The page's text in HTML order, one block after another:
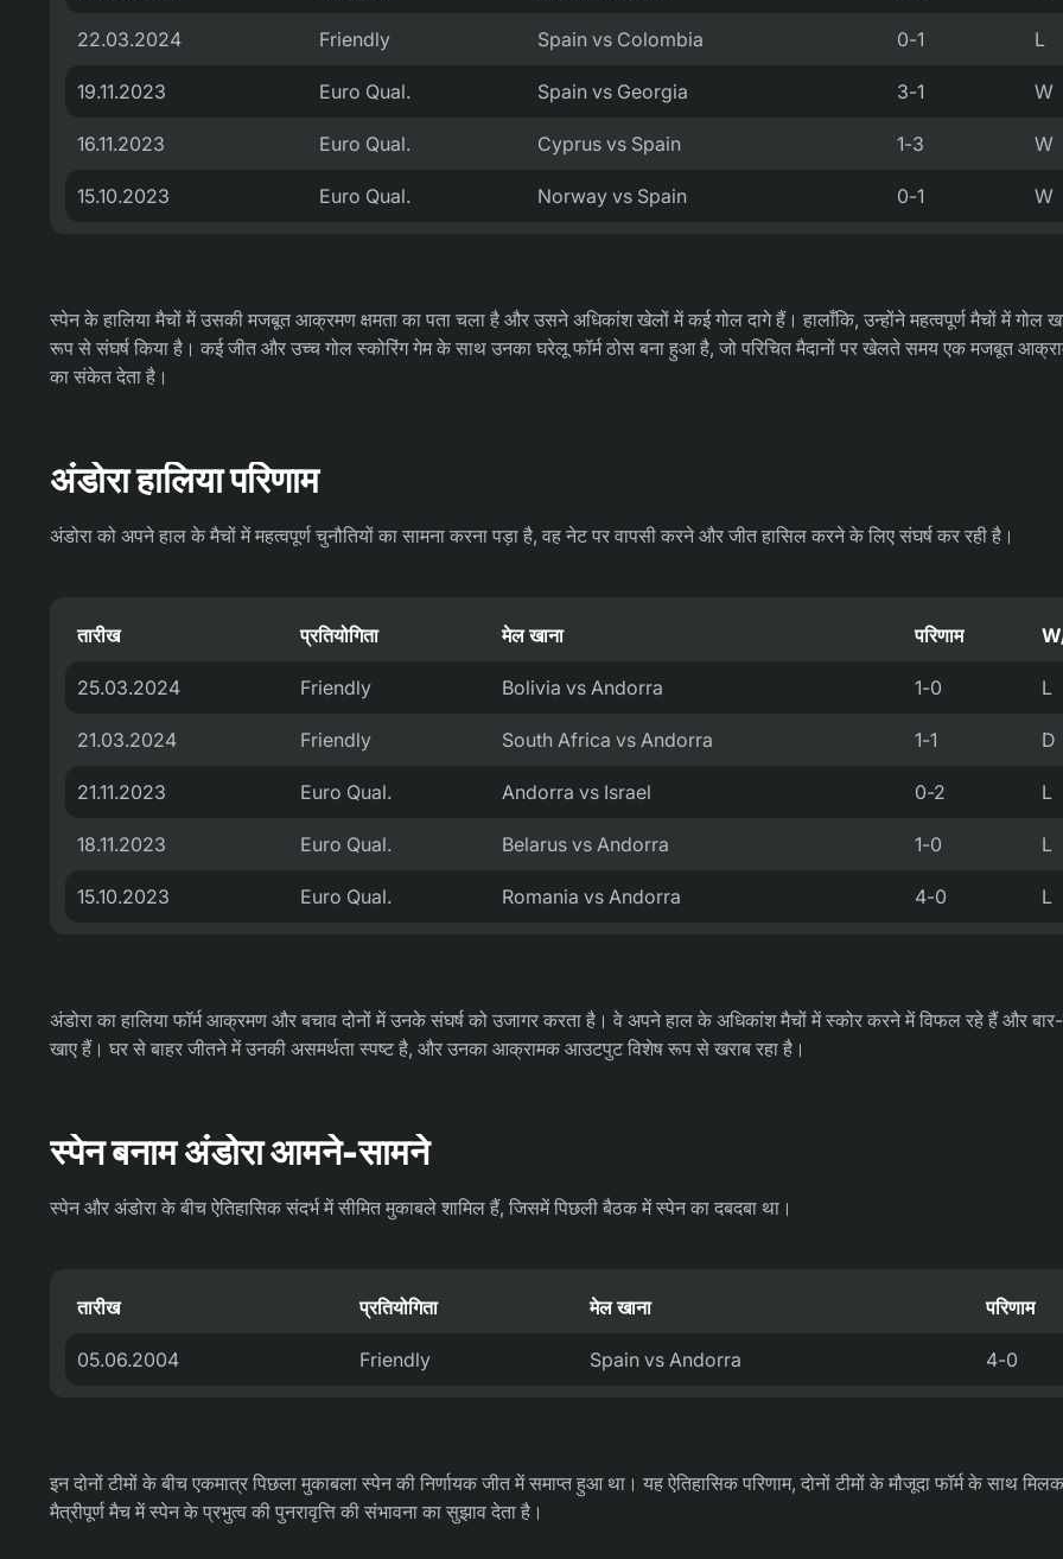
22.03.2024 Friendly Spain vs Colombia 0-1 L
19.11.2023 Euro Qual. Spain vs Georgia 3-1 W
16.11.2023 Euro Qual. Cyprus vs Spain 1-3 W
15.10.2023 Euro Qual. Norway vs Spain 0-1 W
स्पेन के हालिया मैचों में उसकी मजबूत आक्रमण क्षमता का पता चला है और उसने अधिकांश खेलों में कई गोल दागे हैं। हालाँकि, उन्होंने महत्वपूर्ण मैचों में गोल
रूप से संघर्ष किया है। कई जीत और उच्च गोल स्कोरिंग गेम के साथ उनका घरेलू फॉर्म ठोस बना हुआ है, जो परिचित मैदानों पर खेलते समय एक मजबूत
का संकेत देता है।
अंडोरा हालिया परिणाम
अंडोरा को अपने हाल के मैचों में महत्वपूर्ण चुनौतियों का सामना करना पड़ा है, वह नेट पर वापसी करने और जीत हासिल करने के लिए संघर्ष कर रही है।
तारीख प्रतियोगिता मेल खाना परिणाम
25.03.2024 Friendly Bolivia vs Andorra 1-0 L
21.03.2024 Friendly South Africa vs Andorra 1-1 D
21.11.2023 Euro Qual. Andorra vs Israel 0-2 L
18.11.2023 Euro Qual. Belarus vs Andorra 1-0 L
15.10.2023 Euro Qual. Romania vs Andorra 4-0 L
अंडोरा का हालिया फॉर्म आक्रमण और बचाव दोनों में उनके संघर्ष को उजागर करता है। वे अपने हाल के अधिकांश मैचों में स्कोर करने में विफल रहे हैं और
खाए हैं। घर से बाहर जीतने में उनकी असमर्थता स्पष्ट है, और उनका आक्रामक आउटपुट विशेष रूप से खराब रहा है।
स्पेन बनाम अंडोरा आमने-सामने
स्पेन और अंडोरा के बीच ऐतिहासिक संदर्भ में सीमित मुकाबले शामिल हैं, जिसमें पिछली बैठक में स्पेन का दबदबा था।
तारीख प्रतियोगिता मेल खाना परिणाम
05.06.2004 Friendly Spain vs Andorra 4-0
इन दोनों टीमों के बीच एकमात्र पिछला मुकाबला स्पेन की निर्णायक जीत में समाप्त हुआ था। यह ऐतिहासिक परिणाम, दोनों टीमों के मौजूदा फॉर्म के साथ
मैत्रीपूर्ण मैच में स्पेन के प्रभुत्व की पुनरावृत्ति की संभावना का सुझाव देता है।